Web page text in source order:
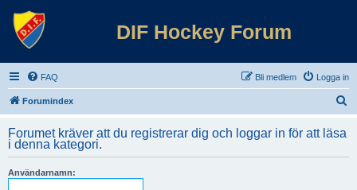
DIF Hockey Forum
FAQ Logga in
Bli medlem
Forumindex
Forumet kräver att du registrerar dig och loggar in för att läsa
i denna kategori.
Användarnamn: